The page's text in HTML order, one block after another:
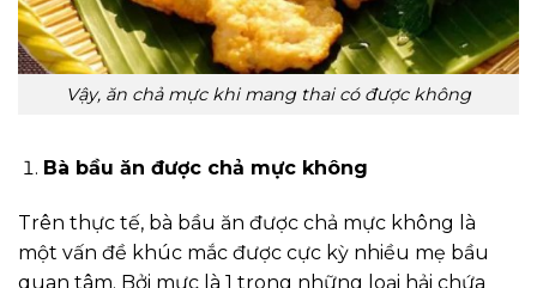
Vậy, ăn chả mực khi mang thai có được không
Bà bầu ăn được chả mực không
Trên thực tế, bà bầu ăn được chả mực không là
một vấn đề khúc mắc được cực kỳ nhiều mẹ bầu
quan tâm. Bởi mực là 1 trong những loại hải chứa